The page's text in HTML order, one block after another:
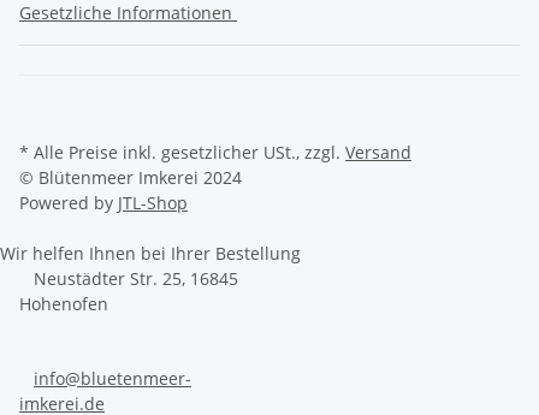
Gesetzliche Informationen
* Alle Preise inkl. gesetzlicher USt., zzgl. Versand
© Blütenmeer Imkerei 2024
Powered by JTL-Shop
Wir helfen Ihnen bei Ihrer Bestellung
Neustädter Str. 25, 16845
Hohenofen
info@bluetenmeer-
imkerei.de